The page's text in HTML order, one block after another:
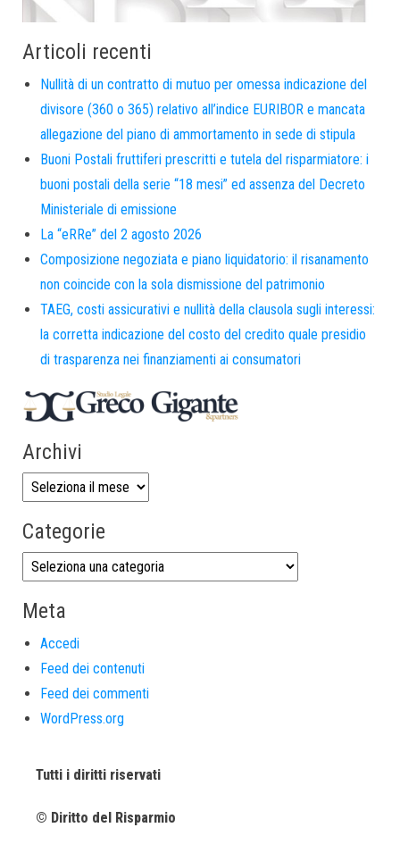
Articoli recenti
Nullità di un contratto di mutuo per omessa indicazione del
divisore (360 o 365) relativo all’indice EURIBOR e mancata
allegazione del piano di ammortamento in sede di stipula
Buoni Postali fruttiferi prescritti e tutela del risparmiatore: i
buoni postali della serie “18 mesi” ed assenza del Decreto
Ministeriale di emissione
La “eRRe” del 2 agosto 2026
Composizione negoziata e piano liquidatorio: il risanamento
non coincide con la sola dismissione del patrimonio
TAEG, costi assicurativi e nullità della clausola sugli interessi:
la corretta indicazione del costo del credito quale presidio
di trasparenza nei finanziamenti ai consumatori
Archivi
Categorie
Meta
Accedi
Feed dei contenuti
Feed dei commenti
WordPress.org
Tutti i diritti riservati
© Diritto del Risparmio